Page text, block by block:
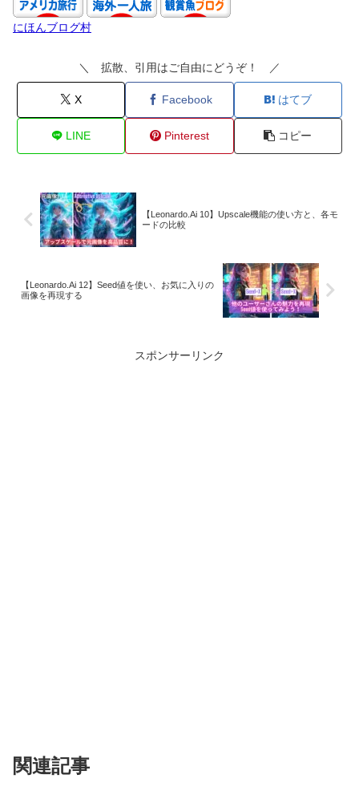
にほんブログ村
＼ 拡散、引用はご自由にどうぞ！ ／
X Facebook はてブ
LINE Pinterest コピー
【Leonardo.Ai 10】Upscale機能の使い方と、各モ
ードの比較
【Leonardo.Ai 12】Seed値を使い、お気に入りの
画像を再現する
スポンサーリンク
関連記事